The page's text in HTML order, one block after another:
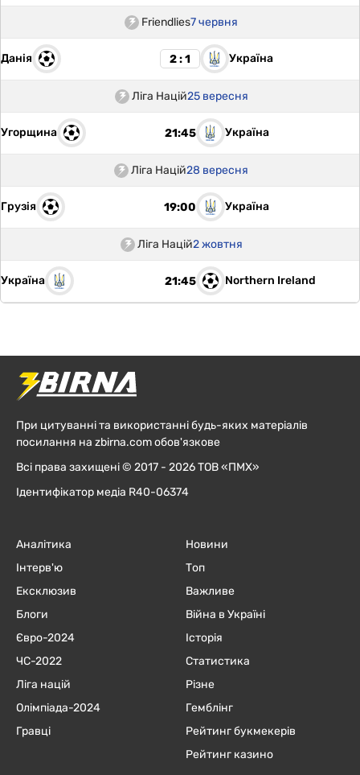
Friendlies7 червня
Данія 2 : 1 Україна
Ліга Націй25 вересня
Угорщина 21:45 Україна
Ліга Націй28 вересня
Грузія 19:00 Україна
Ліга Націй2 жовтня
Україна 21:45 Northern Ireland
При цитуванні та використанні будь-яких матеріалів
посилання на zbirna.com обов'язкове
Всі права захищені © 2017 - 2026 ТОВ «ПМХ»
Ідентифікатор медіа R40-06374
Аналітика
Інтерв'ю
Ексклюзив
Блоги
Євро-2024
ЧC-2022
Ліга націй
Олімпіада-2024
Гравці
Новини
Топ
Важливе
Війна в Україні
Історія
Статистика
Різне
Гемблінг
Рейтинг букмекерів
Рейтинг казино